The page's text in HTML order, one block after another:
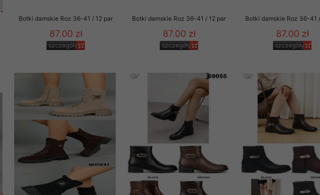
Botki damskie Roz 36-41 / 12 par
87.00 zł
szczegóły
Botki damskie Roz 36-41 / 12 par
87.00 zł
szczegóły
Botki damskie Roz 36-41
87.00 zł
szczegóły